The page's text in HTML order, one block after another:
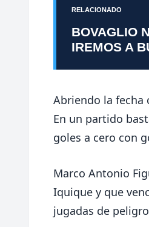
RELACIONADO
BOVAGLIO
IREMOS A
Abriendo la fecha
En un partido
goles a cero con
Marco Antonio
Iquique y que
jugadas de